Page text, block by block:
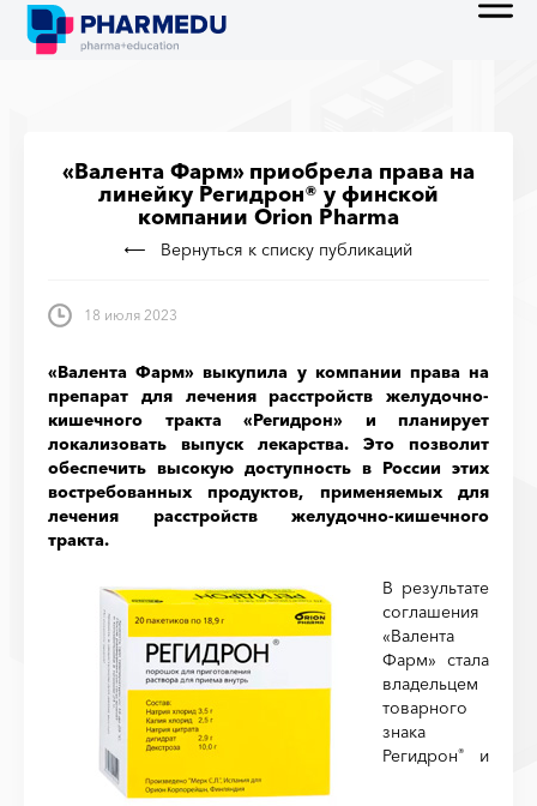
«Валента Фарм» приобрела права на
линейку Регидрон® у финской
компании Orion Pharma
Вернуться к списку публикаций
18 июля 2023
«Валента Фарм» выкупила у компании права на
препарат для лечения расстройств желудочно-
кишечного тракта «Регидрон» и планирует
локализовать выпуск лекарства. Это позволит
обеспечить высокую доступность в России этих
востребованных продуктов, применяемых для
лечения расстройств желудочно-кишечного
тракта.
В результате
соглашения
«Валента
Фарм» стала
владельцем
товарного
знака
Регидрон® и